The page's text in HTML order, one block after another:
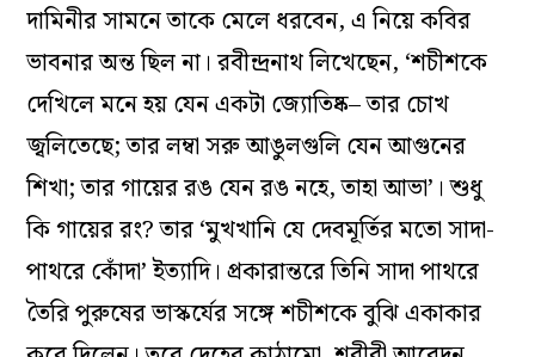
দামিনীর সামনে তাকে মেলে ধরবেন, এ নিয়ে কবির
ভাবনার অন্ত ছিল না। রবীন্দ্রনাথ লিখেছেন, ‘শচীশকে
দেখিলে মনে হয় যেন একটা জ্যোতিষ্ক– তার চোখ
জ্বলিতেছে; তার লম্বা সরু আঙুলগুলি যেন আগুনের
শিখা; তার গায়ের রঙ যেন রঙ নহে, তাহা আভা’। শুধু
কি গায়ের রং? তার ‘মুখখানি যে দেবমূর্তির মতো সাদা-
পাথরে কোঁদা’ ইত্যাদি। প্রকারান্তরে তিনি সাদা পাথরে
তৈরি পুরুষের ভাস্কর্যের সঙ্গে শচীশকে বুঝি একাকার